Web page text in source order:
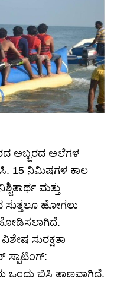
ಅಬ್ಬರದ ಅಲೆಗಳ
15 ನಿಮಿಷಗಳ ಕಾಲ
ಮತ್ತು
ಸುತ್ತಲೂ ಹೋಗಲು
ಸುರಕ್ಷತಾ
ಸ್ಪಾಟಿಂಗ್:
ಒಂದು ಬಿಸಿ ತಾಣವಾಗಿದೆ.